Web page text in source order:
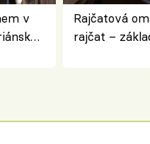
v
Rajčatová
rajčat –